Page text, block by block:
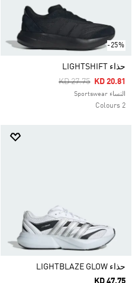
-25%
حذاء LIGHTSHIFT
Price Reduced From
KD 27.75ToKD 20.81
النساء Sportswear
2 Colours
حذاء LIGHTBLAZE GLOW
KD 47.75